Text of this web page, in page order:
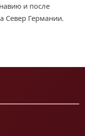
и после
Север Германии.